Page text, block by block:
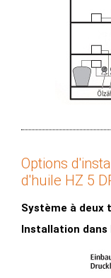
Options
d'huile HZ 5
Système à deux
Installation